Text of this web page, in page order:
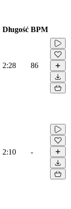
Długość BPM
2:28 86
2:10 -